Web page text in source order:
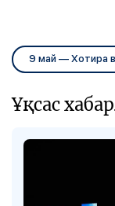
9 май — Хотира
Ұқсас